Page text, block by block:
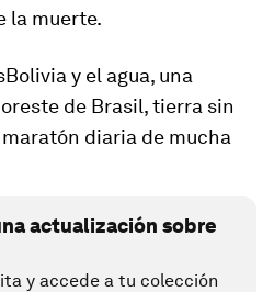
la muerte.
y el agua, una
de Brasil, tierra sin
diaria de mucha
actualización sobre
y accede a tu colección